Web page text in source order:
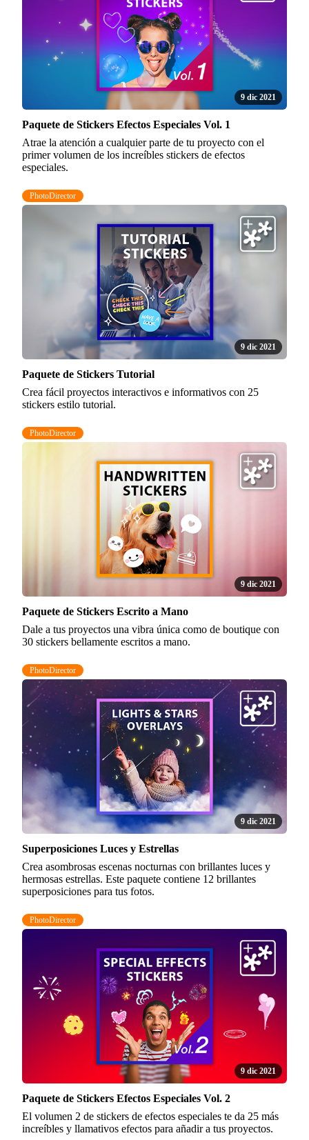
9 dic 2021
Paquete de Stickers Efectos Especiales Vol. 1
Atrae la atención a cualquier parte de tu proyecto con el
primer volumen de los increíbles stickers de efectos
especiales.
PhotoDirector
9 dic 2021
Paquete de Stickers Tutorial
Crea fácil proyectos interactivos e informativos con 25
stickers estilo tutorial.
PhotoDirector
9 dic 2021
Paquete de Stickers Escrito a Mano
Dale a tus proyectos una vibra única como de boutique con
30 stickers bellamente escritos a mano.
PhotoDirector
9 dic 2021
Superposiciones Luces y Estrellas
Crea asombrosas escenas nocturnas con brillantes luces y
hermosas estrellas. Este paquete contiene 12 brillantes
superposiciones para tus fotos.
PhotoDirector
9 dic 2021
Paquete de Stickers Efectos Especiales Vol. 2
El volumen 2 de stickers de efectos especiales te da 25 más
increíbles y llamativos efectos para añadir a tus proyectos.